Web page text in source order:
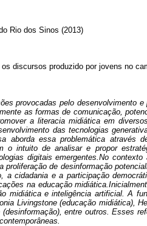
Rio dos Sinos (2013)
discursos produzido por jovens no
provocadas pelo desenvolvimento e
as formas de comunicação,
a literacia midiática em
das tecnologias
aborda essa problemática através
o intuito de analisar e propor
digitais emergentes.No contexto
de desinformação
a cidadania e a participação
na educação
midiática e inteligência artificial. A
Livingstone (educação midiática),
entre outros. Esses